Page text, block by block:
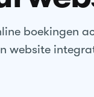
boekingen
website